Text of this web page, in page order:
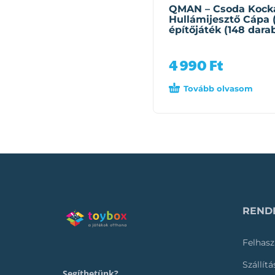
QMAN – Csoda
Hullámijesztő Cápa
építőjáték (148
4 990Ft
Tovább olvasom